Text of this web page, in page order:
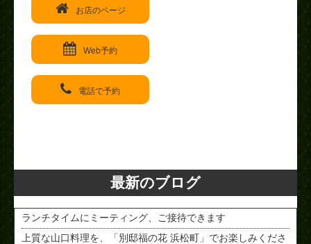
お店のページ
Web予約
電話で予約
最新のブログ
ランチタイムにミーティング、ご接待できます
上質な山口料理を、「別邸福の花 浜松町」でお楽しみくださ